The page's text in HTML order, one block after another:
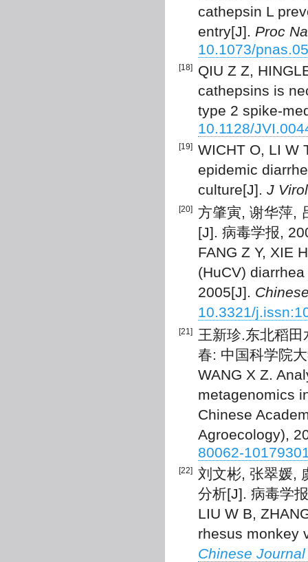
cathepsin L
entry[J]. Proc
10.1073/
[18]
QIU Z Z,
cathepsins is
type 2 spike-
10.1128/
[19]
WICHT O, LI W
epidemic
culture[J]. J Virol
[20]
方肇寅, 谢华萍,
[J]. 病毒学报,
FANG Z Y, XIE
(HuCV)
2005[J].
10.3321/
[21]
王新珍.东北稻
春: 中国科学院
WANG X Z.
metagenomics
Chinese
Agroecology),
80062-
[22]
刘文彬, 张翠媛,
分析[J]. 病毒学
LIU W B,
rhesus monkey
Chinese